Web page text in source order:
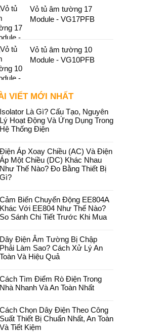
Vỏ tủ âm tường 17
Module - VG17PFB
Vỏ tủ âm tường 10
Module - VG10PFB
VIẾT MỚI NHẤT
Isolator Là Gì? Cấu Tạo, Nguyên
Lý Hoạt Động Và Ứng Dụng Trong
Hệ Thống Điện
Điện Áp Xoay Chiều (AC) Và Điện
Áp Một Chiều (DC) Khác Nhau
Như Thế Nào? Đo Bằng Thiết Bị
Gì?
Cảm Biến Chuyển Động EE804A
Khác Với EE804 Như Thế Nào?
So Sánh Chi Tiết Trước Khi Mua
Dây Điện Âm Tường Bị Chập
Phải Làm Sao? Cách Xử Lý An
Toàn Và Hiệu Quả
Cách Tìm Điểm Rò Điện Trong
Nhà Nhanh Và An Toàn Nhất
Cách Chọn Dây Điện Theo Công
Suất Thiết Bị Chuẩn Nhất, An Toàn
Và Tiết Kiệm